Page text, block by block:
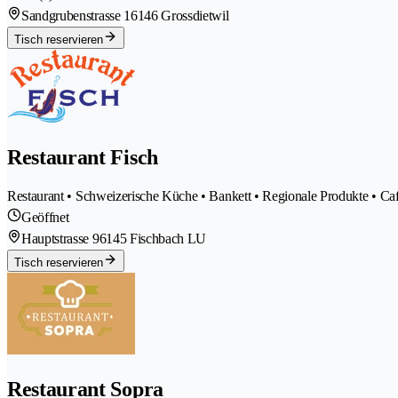
Sandgrubenstrasse 16146 Grossdietwil
Tisch reservieren
Restaurant Fisch
Restaurant • Schweizerische Küche • Bankett • Regionale Produkte •
Geöffnet
Hauptstrasse 96145 Fischbach LU
Tisch reservieren
Restaurant Sopra